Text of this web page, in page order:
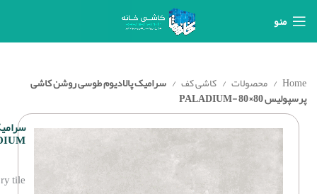
منو
Home محصولات کاشی کف سرامیک پالادیوم طوسی روشن کاشی
پرسپولیس 80×80 -PALADIUM
tile